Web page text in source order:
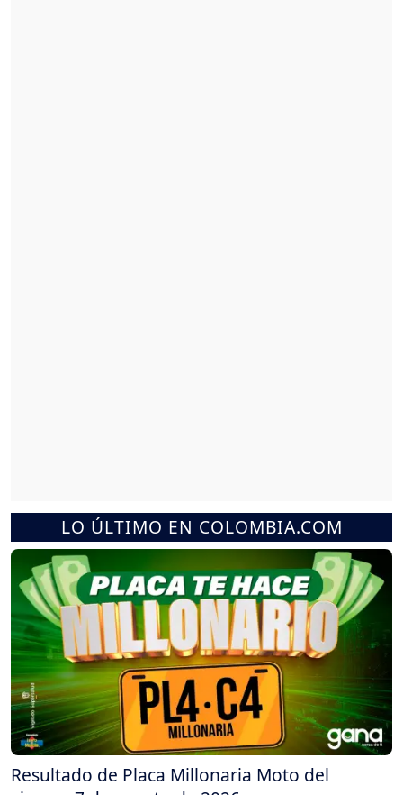
LO ÚLTIMO EN COLOMBIA.COM
Resultado de Placa Millonaria Moto del